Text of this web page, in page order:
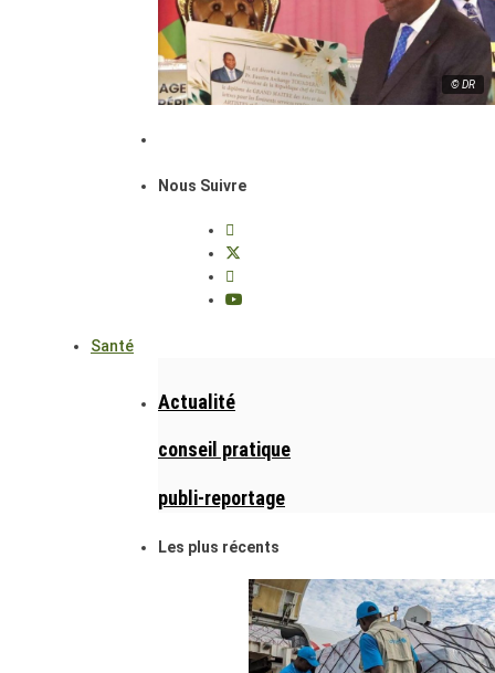
© DR
Nous Suivre
Santé
Actualité
conseil pratique
publi-reportage
Les plus récents